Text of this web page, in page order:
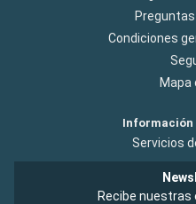
Condiciones
Mapa
Información
Servicios
Recibe